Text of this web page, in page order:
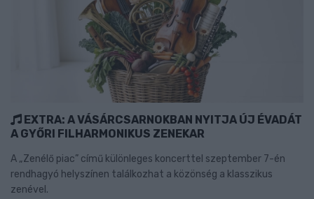
EXTRA: A VÁSÁRCSARNOKBAN NYITJA ÚJ ÉVADÁT
A GYŐRI FILHARMONIKUS ZENEKAR
A „Zenélő piac” című különleges koncerttel szeptember 7-én
rendhagyó helyszínen találkozhat a közönség a klasszikus
zenével.